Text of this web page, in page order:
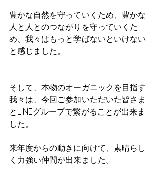
豊かな自然を守っていくため、豊かな
人と人とのつながりを守っていくた
め、我々はもっと学ばないといけない
と感じました。
そして、本物のオーガニックを目指す
我々は、今回ご参加いただいた皆さま
とLINEグループで繋がることが出来ま
した。
来年度からの動きに向けて、素晴らし
く力強い仲間が出来ました。